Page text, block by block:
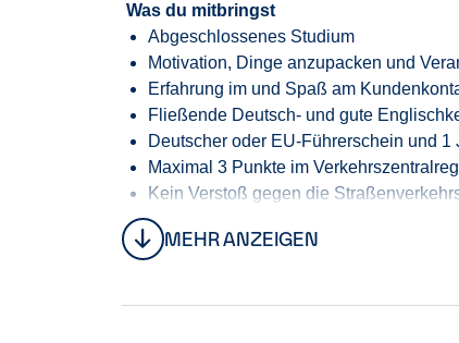
MEHR ANZEIGEN
Was du mitbringst
Abgeschlossenes Studium
Motivation, Dinge anzupacken und
Erfahrung im und Spaß am
Fließende Deutsch- und gute
Deutscher oder EU-Führerschein und 1
Maximal 3 Punkte im
Kein Verstoß gegen die
Auch spannend: Bewerbungen aus
Ausbildung mit einschlägiger